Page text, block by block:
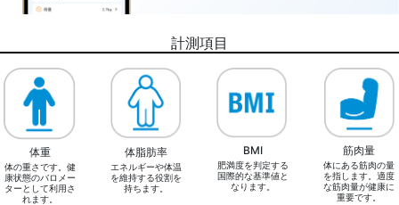
計測項目
体重
体の重さです。健
康状態のバロメー
ターとして利用さ
れます。
体脂肪率
エネルギーや体温
を維持する役割を
持ちます。
BMI
肥満度を判定する
国際的な基準値と
なります。
筋肉量
体にある筋肉の量
を指します。適度
な筋肉量が健康に
重要です。